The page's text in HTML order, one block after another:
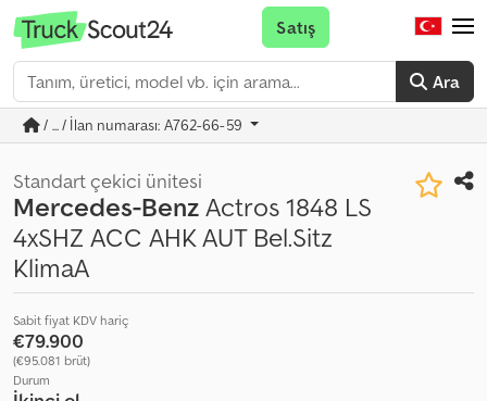
Ara
Satış
/ ... / İlan numarası: A762-66-59
Standart çekici ünitesi
Mercedes-BenzActros 1848 LS
4xSHZ ACC AHK AUT Bel.Sitz
KlimaA
Sabit fiyat KDV hariç
€79.900
(€95.081 brüt)
Durum